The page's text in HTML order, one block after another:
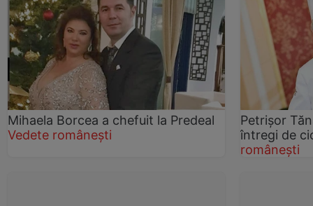
Mihaela Borcea a chefuit la Predeal
Vedete românești
Petrișor
întregi de
românești